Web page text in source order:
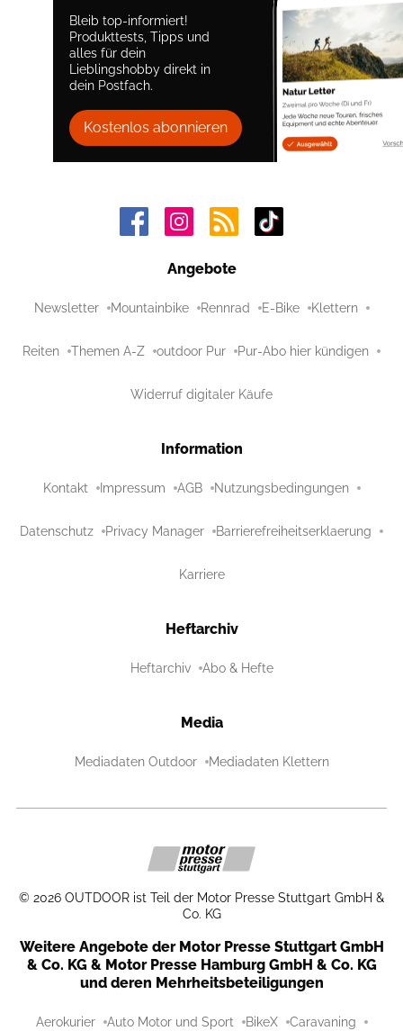
Bleib top-informiert!
Produkttests, Tipps und
alles für dein
Lieblingshobby direkt in
dein Postfach.
Kostenlos abonnieren
Angebote
Newsletter Mountainbike Rennrad E-Bike Klettern
Reiten Themen A-Z outdoor Pur Pur-Abo hier kündigen
Widerruf digitaler Käufe
Information
Kontakt Impressum AGB Nutzungsbedingungen
Datenschutz Privacy Manager Barrierefreiheitserklaerung
Karriere
Heftarchiv
Heftarchiv Abo & Hefte
Media
Mediadaten Outdoor Mediadaten Klettern
© 2026 OUTDOOR ist Teil der Motor Presse Stuttgart GmbH &
Co. KG
Weitere Angebote der Motor Presse Stuttgart GmbH
& Co. KG & Motor Presse Hamburg GmbH & Co. KG
und deren Mehrheitsbeteiligungen
Aerokurier Auto Motor und Sport BikeX Caravaning